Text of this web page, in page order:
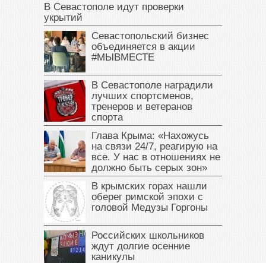
В Севастополе идут проверки
укрытий
Севастопольский бизнес
объединяется в акции
#МЫВМЕСТЕ
В Севастополе наградили
лучших спортсменов,
тренеров и ветеранов
спорта
Глава Крыма: «Нахожусь
на связи 24/7, реагирую на
все. У нас в отношениях не
должно быть серых зон»
В крымских горах нашли
оберег римской эпохи с
головой Медузы Горгоны
Российских школьников
ждут долгие осенние
каникулы